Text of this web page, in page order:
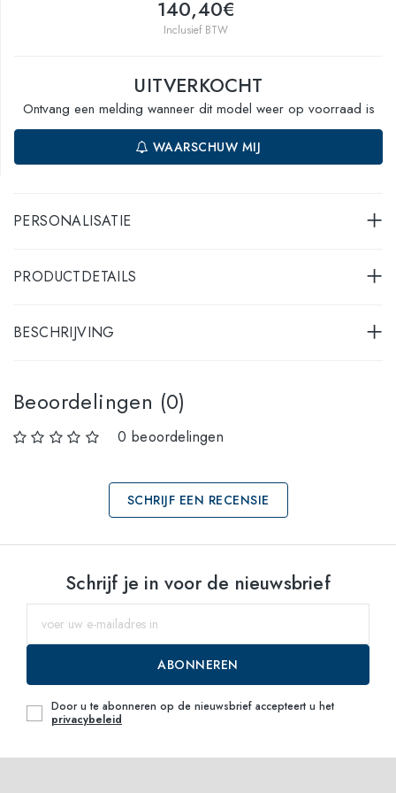
140,40€
Inclusief BTW
UITVERKOCHT
Ontvang een melding wanneer dit model weer op voorraad is
WAARSCHUW MIJ
PERSONALISATIE
PRODUCTDETAILS
BESCHRIJVING
Beoordelingen (0)
0 beoordelingen
SCHRIJF EEN RECENSIE
Selecteer maten
Waarschuw mij
Schrijf je in voor de nieuwsbrief
ABONNEREN
Door u te abonneren op de nieuwsbrief accepteert u het
privacybeleid